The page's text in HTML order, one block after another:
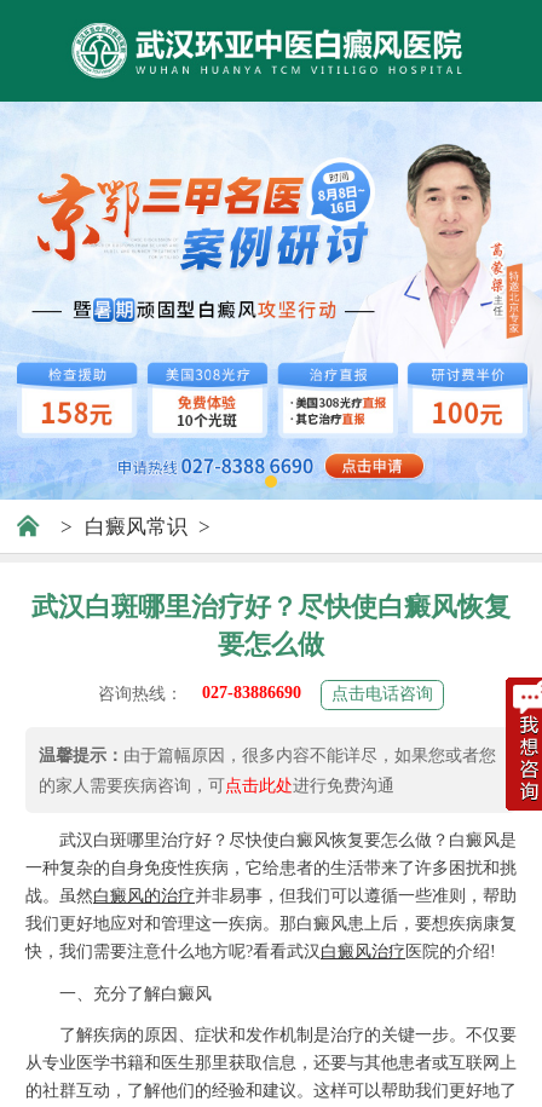
> 白癜风常识 >
武汉白斑哪里治疗好？尽快使白癜风恢复
要怎么做
咨询热线： 027-83886690 点击电话咨询
温馨提示： 由于篇幅原因，很多内容不能详尽，如果您或者您
的家人需要疾病咨询，可点击此处进行免费沟通
武汉白斑哪里治疗好？尽快使白癜风恢复要怎么做？白癜风是
一种复杂的自身免疫性疾病，它给患者的生活带来了许多困扰和挑
战。虽然白癜风的治疗并非易事，但我们可以遵循一些准则，帮助
我们更好地应对和管理这一疾病。那白癜风患上后，要想疾病康复
快，我们需要注意什么地方呢?看看武汉 白癜风治疗 医院的介绍!
一、充分了解白癜风
了解疾病的原因、症状和发作机制是治疗的关键一步。不仅要
从专业医学书籍和医生那里获取信息，还要与其他患者或互联网上
的社群互动，了解他们的经验和建议。这样可以帮助我们更好地了